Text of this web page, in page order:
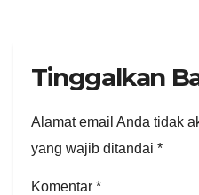
Tinggalkan
Alamat email Anda tidak
yang wajib ditandai *
Komentar *